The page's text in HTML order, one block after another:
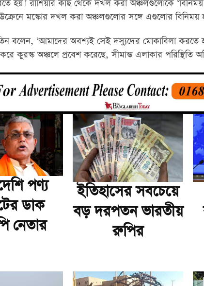
হয়।’ রাশিয়ার কাছ থেকে দখল করা অঞ্চলগুলোকে ‘বিনিময়
মস্কোর দখল করা অঞ্চলগুলোর সঙ্গে এগুলোর বিনিময়
বলেন, ‘আমাদের অবশ্যই সেই দস্যুদের মোকাবিলা করতে
কুরস্ক অঞ্চলে প্রবেশ করেছে, সীমান্ত এলাকার পরিস্থিতি
পণ্য
ডাক
নেতার
ইতিহাসের সবচেয়ে
বড় দরপতন ভারতীয়
রুপির